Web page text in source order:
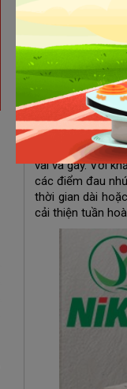
việc căng
vẫn có nhiều
này, OKBUY.VN
1. Ghế
Ghế massage
nghiệm
sóc sức khỏe
Một trong
vai và gáy. Với
các điểm đau
thời gian dài
cải thiện tuần